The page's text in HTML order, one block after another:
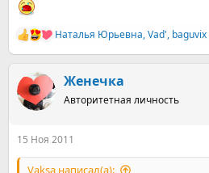
Р
е
к
ц
и
Наталья Юрьевна,Vad', baguvix
Женечка
Авторитетная личность
15 Ноя 2011
Vaksa написал(а):